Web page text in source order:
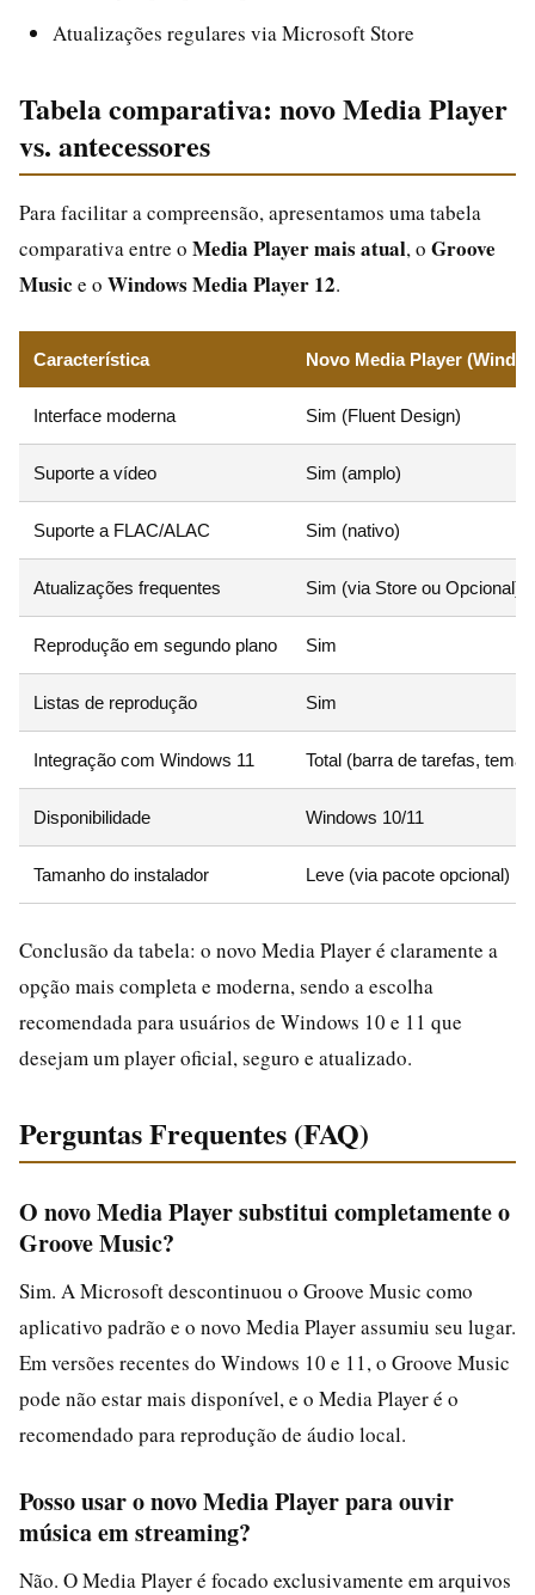
Atualizações regulares via Microsoft Store
Tabela comparativa: novo Media Player
vs. antecessores
Para facilitar a compreensão, apresentamos uma tabela
comparativa entre o Media Player mais atual, o Groove
Music e o Windows Media Player 12.
Característica Novo Media Player
Interface moderna Sim (Fluent Design)
Suporte a vídeo Sim (amplo)
Suporte a FLAC/ALAC Sim (nativo)
Atualizações frequentes Sim (via Store ou Opcional)
Reprodução em segundo plano Sim
Listas de reprodução Sim
Integração com Windows 11 Total (barra de tarefas,
Disponibilidade Windows 10/11
Tamanho do instalador Leve (via pacote opcional)
Conclusão da tabela: o novo Media Player é claramente a
opção mais completa e moderna, sendo a escolha
recomendada para usuários de Windows 10 e 11 que
desejam um player oficial, seguro e atualizado.
Perguntas Frequentes (FAQ)
O novo Media Player substitui completamente o
Groove Music?
Sim. A Microsoft descontinuou o Groove Music como
aplicativo padrão e o novo Media Player assumiu seu lugar.
Em versões recentes do Windows 10 e 11, o Groove Music
pode não estar mais disponível, e o Media Player é o
recomendado para reprodução de áudio local.
Posso usar o novo Media Player para ouvir
música em streaming?
Não. O Media Player é focado exclusivamente em arquivos